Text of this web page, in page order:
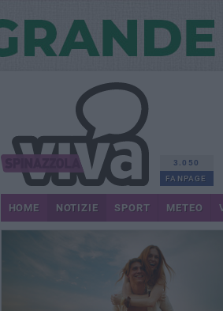
3.050
FANPAGE
HOME NOTIZIE SPORT METEO